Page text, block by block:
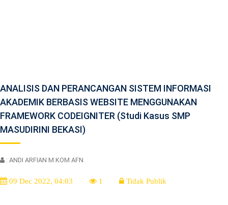
ANALISIS DAN PERANCANGAN SISTEM INFORMASI
AKADEMIK BERBASIS WEBSITE MENGGUNAKAN
FRAMEWORK CODEIGNITER (Studi Kasus SMP
MASUDIRINI BEKASI)
: ANDI ARFIAN M.KOM AFN
09 Dec 2022, 04:03 1 Tidak Publik